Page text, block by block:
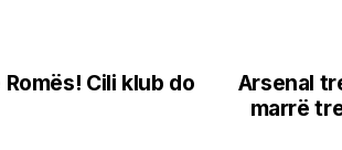
Arsenal
marrë
Cili klub do